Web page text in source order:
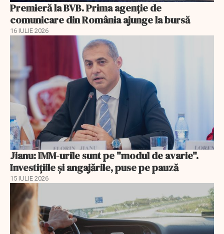
Premieră la BVB. Prima agenție de
comunicare din România ajunge la bursă
16 IULIE 2026
Jianu: IMM-urile sunt pe "modul de avarie".
Investițiile și angajările, puse pe pauză
15 IULIE 2026